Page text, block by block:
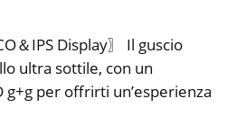
＆IPS Display〗 Il guscio
ultra sottile, con un
g+g per offrirti un’esperienza